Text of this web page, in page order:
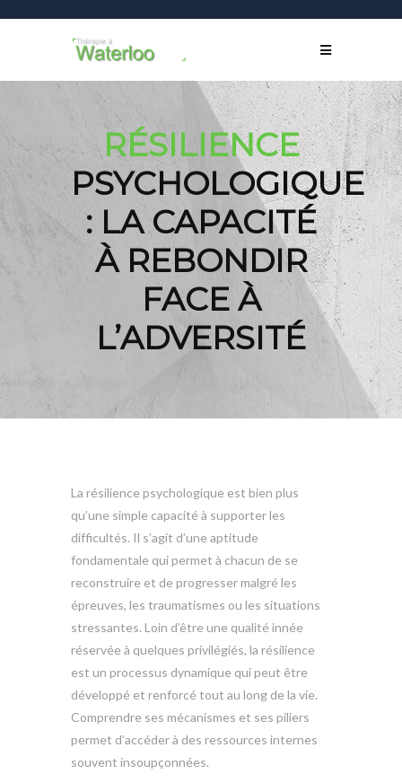
RÉSILIENCE
PSYCHOLOGIQUE
: LA CAPACITÉ
À REBONDIR
FACE À
L’ADVERSITÉ
La résilience psychologique est bien plus
qu’une simple capacité à supporter les
difficultés. Il s’agit d’une aptitude
fondamentale qui permet à chacun de se
reconstruire et de progresser malgré les
épreuves, les traumatismes ou les situations
stressantes. Loin d’être une qualité innée
réservée à quelques privilégiés, la résilience
est un processus dynamique qui peut être
développé et renforcé tout au long de la vie.
Comprendre ses mécanismes et ses piliers
permet d’accéder à des ressources internes
souvent insoupçonnées.